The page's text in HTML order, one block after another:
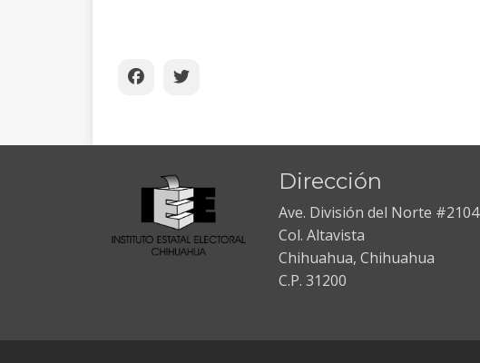
Dirección
Ave. División del Norte #2104
Col. Altavista
Chihuahua, Chihuahua
C.P. 31200